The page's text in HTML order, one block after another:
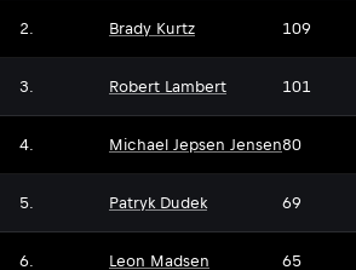
2. Brady Kurtz 109
3. Robert Lambert 101
4. Michael Jepsen Jensen80
5. Patryk Dudek 69
6. Leon Madsen 65